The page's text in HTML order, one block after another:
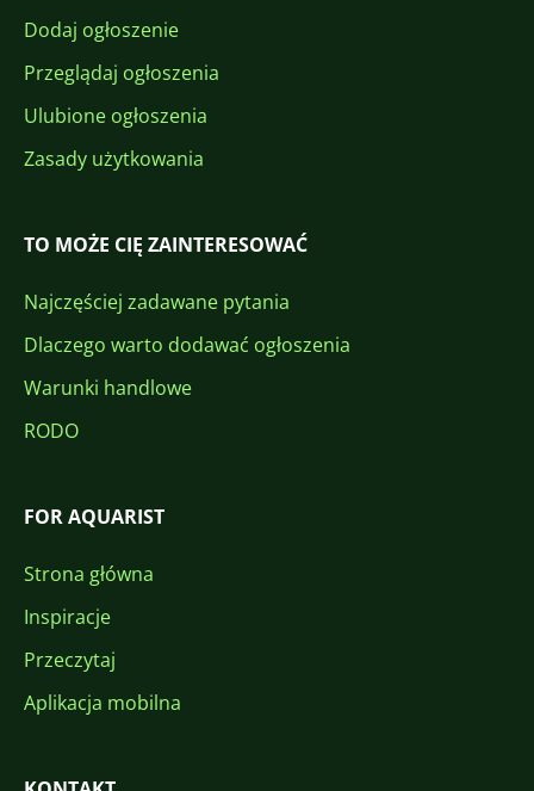
Dodaj ogłoszenie
Przeglądaj ogłoszenia
Ulubione ogłoszenia
Zasady użytkowania
TO MOŻE CIĘ ZAINTERESOWAĆ
Najczęściej zadawane pytania
Dlaczego warto dodawać ogłoszenia
Warunki handlowe
RODO
FOR AQUARIST
Strona główna
Inspiracje
Przeczytaj
Aplikacja mobilna